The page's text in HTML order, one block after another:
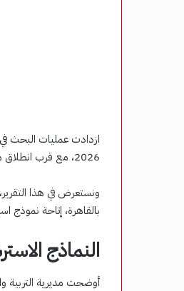
ازدادت عمليات البحث في
2026، مع قرب انطلاق ماراثون الامتحانات وفقا للخريطة الزمنية لوزارة التربية والتعليم والتعليم الفني.
بالقاهرة، إتاحة نموذج
النماذج
أوضحت مديرية التربية